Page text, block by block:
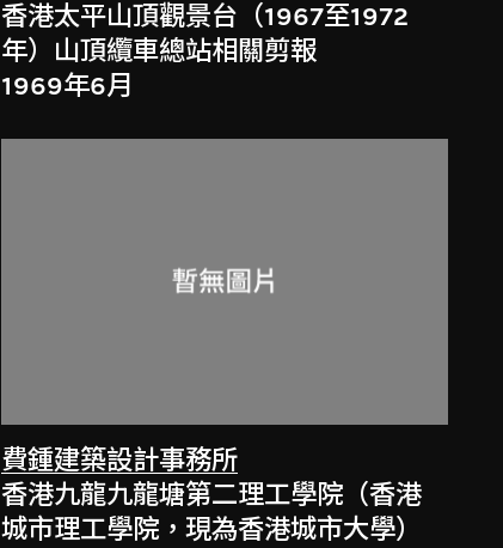
香港太平山頂觀景台（1967至1972
年）山頂纜車總站相關剪報
1969年6月
費鍾建築設計事務所
香港九龍九龍塘第二理工學院（香港
城市理工學院，現為香港城市大學）